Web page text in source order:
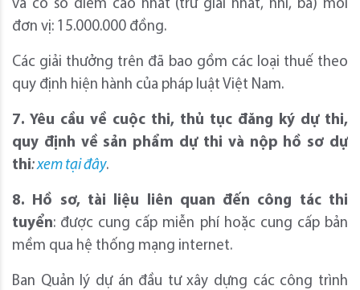
và có số điểm cao nhất (trừ giải nhất, nhì, ba) mỗi
đơn vị: 15.000.000 đồng.
Các giải thưởng trên đã bao gồm các loại thuế theo
quy định hiện hành của pháp luật Việt Nam.
7. Yêu cầu về cuộc thi, thủ tục đăng ký dự thi,
quy định về sản phẩm dự thi và nộp hồ sơ dự
thi:xem tại đây.
8. Hồ sơ, tài liệu liên quan đến công tác thi
tuyển: được cung cấp miễn phí hoặc cung cấp bản
mềm qua hệ thống mạng internet.
Ban Quản lý dự án đầu tư xây dựng các công trình